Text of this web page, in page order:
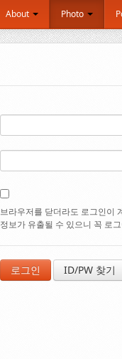
About Photo
브라우저를 닫더라도 로그인이
정보가 유출될 수 있으니 꼭 로
ID/PW 찾기